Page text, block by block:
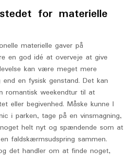
for materielle
materielle gaver på
en god idé at overveje at give
kan være meget mere
en fysisk genstand. Det kan
weekendtur til at
eller begivenhed. Måske kunne I
i parken, tage på en vinsmagning,
helt nyt og spændende som at
faldskærmsudspring sammen.
det handler om at finde noget,